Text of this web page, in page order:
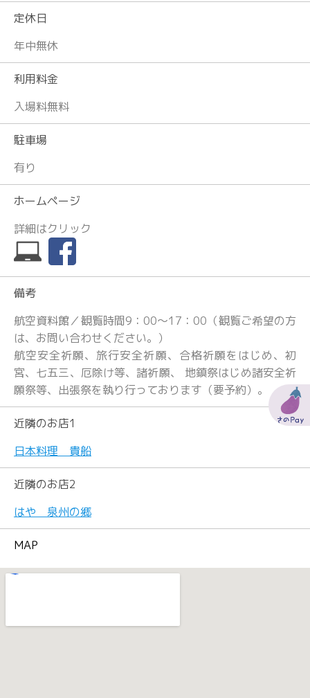
定休日
年中無休
利用料金
入場料無料
駐車場
有り
ホームページ
詳細はクリック
備考
航空資料館／観覧時間9：00～17：00（観覧ご希望の方
は、お問い合わせください。）
航空安全祈願、旅行安全祈願、合格祈願をはじめ、初
宮、七五三、厄除け等、諸祈願、 地鎮祭はじめ諸安全祈
願祭等、出張祭を執り行っております（要予約）。
近隣のお店1
日本料理 貴船
近隣のお店2
はや 泉州の郷
MAP